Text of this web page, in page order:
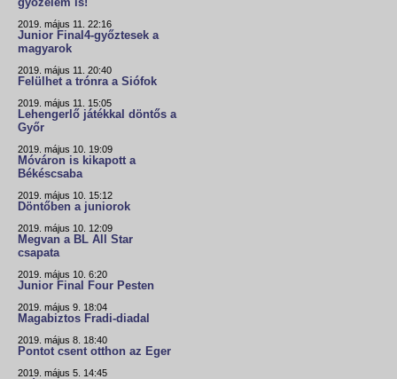
győzelem is!
2019. május 11. 22:16
Junior Final4-győztesek a
magyarok
2019. május 11. 20:40
Felülhet a trónra a Siófok
2019. május 11. 15:05
Lehengerlő játékkal döntős a
Győr
2019. május 10. 19:09
Móváron is kikapott a
Békéscsaba
2019. május 10. 15:12
Döntőben a juniorok
2019. május 10. 12:09
Megvan a BL All Star
csapata
2019. május 10. 6:20
Junior Final Four Pesten
2019. május 9. 18:04
Magabiztos Fradi-diadal
2019. május 8. 18:40
Pontot csent otthon az Eger
2019. május 5. 14:45